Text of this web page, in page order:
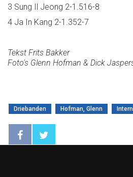
3 Sung Il Jeong 2-1.516-8
4 Ja In Kang 2-1.352-7
Tekst Frits Bakker
Foto's Glenn Hofman & Dick
Driebanden Hofman, Glenn